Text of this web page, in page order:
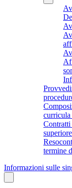
curricula
termine
Informazioni sulle